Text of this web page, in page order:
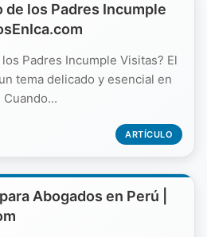
de los Padres Incumple
Padres Incumple Visitas? El
tema delicado y esencial en
ARTÍCULO
Abogados en Perú |